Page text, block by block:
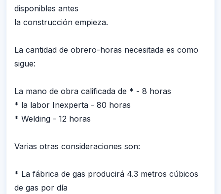
disponibles antes
la construcción empieza.
La cantidad de obrero-horas necesitada es como
sigue:
La mano de obra calificada de * - 8 horas
* la labor Inexperta - 80 horas
* Welding - 12 horas
Varias otras consideraciones son:
* La fábrica de gas producirá 4.3 metros cúbicos
de gas por día